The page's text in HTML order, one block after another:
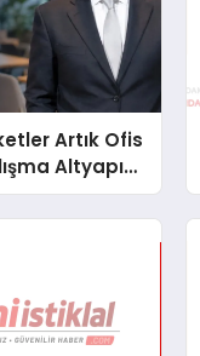
Artık Ofis
Altyapısı